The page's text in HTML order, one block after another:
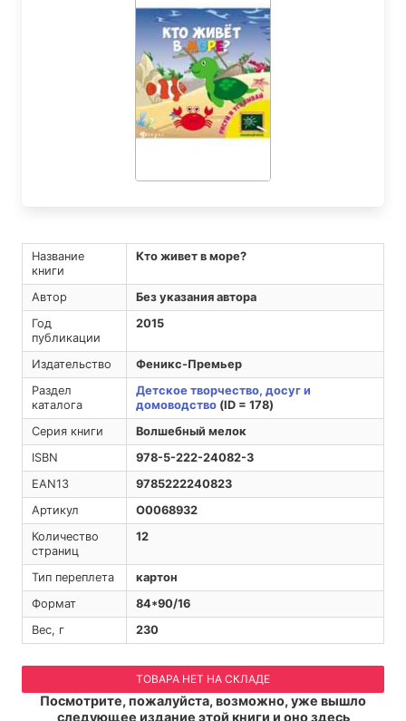
Название
книги
Кто живет в море?
Автор
Без указания автора
Год
публикации
2015
Издательство
Феникс-Премьер
Раздел
каталога
Детское творчество, досуг и
домоводство(ID = 178)
Серия книги
Волшебный мелок
ISBN
978-5-222-24082-3
EAN13
9785222240823
Артикул
O0068932
Количество
страниц
12
Тип переплета
картон
Формат
84*90/16
Вес, г
230
ТОВАРА НЕТ НА СКЛАДЕ
Посмотрите, пожалуйста, возможно, уже вышло
следующее издание этой книги и оно здесь